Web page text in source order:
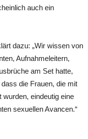
auch ein
dazu: „Wir wissen von
Aufnahmeleitern,
am Set hatte,
die Frauen, die mit
wurden, eindeutig eine
sexuellen Avancen.“